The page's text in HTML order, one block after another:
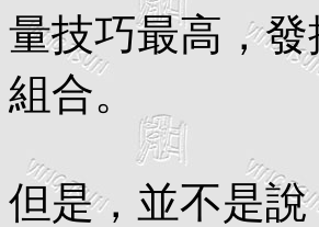
量技巧最高，
組合。
但是，並不是